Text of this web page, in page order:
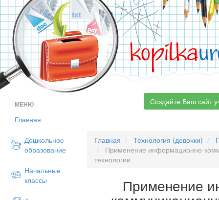
kopilka
МЕНЮ
Главная
Дошкольное
образование
Начальные
классы
Создайте Ваш сайт
Главная Технология (девочки)
Применение информационно-
технологии
Применение